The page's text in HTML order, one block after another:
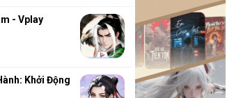
- Vplay
Khởi Động